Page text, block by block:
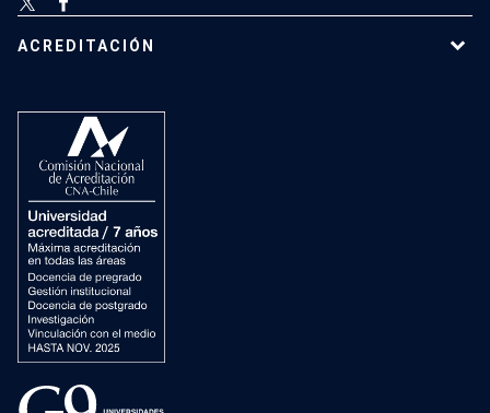
ACREDITACIÓN